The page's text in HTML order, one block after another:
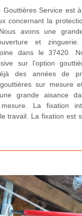
Gouttières Service est
concernant la
avons une
et
dans le 37420.
sur l’option
des années de
sur mesure
grande aisance
La fixation
travail. La fixation est